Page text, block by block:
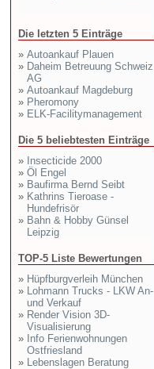
Die letzten 5 Einträge
» Autoankauf Plauen
» Daheim Betreuung Schweiz
AG
» Autoankauf Magdeburg
» Pheromony
» ELK-Facilitymanagement
Die 5 beliebtesten Einträge
» Insecticide 2000
» Öl Engel
» Baufirma Bernd Seibt
» Kathrins Tieroase -
Hundefrisör
» Bahn & Hobby Günsel
Leipzig
TOP-5 Liste Bewertungen
» Hüpfburgverleih München
» Lohmann Trucks - LKW An-
und Verkauf
» Render Vision 3D-
Visualisierung
» Info Ferienwohnungen
Ostfriesland
» Lebenslagen Beratung